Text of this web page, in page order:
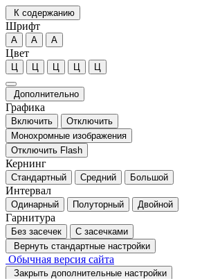
К содержанию
Шрифт
А А А
Цвет
Ц Ц Ц Ц Ц
Дополнительно
Графика
Включить
Отключить
Монохромные изображения
Отключить Flash
Кернинг
Стандартный Средний Большой
Интервал
Одинарный Полуторный Двойной
Гарнитура
Без засечек
С засечками
Вернуть стандартные настройки
Обычная версия сайта
Закрыть дополнительные настройки